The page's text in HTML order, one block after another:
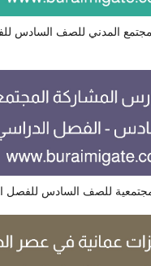
المدني للصف السادس
للصف السادس للفصل